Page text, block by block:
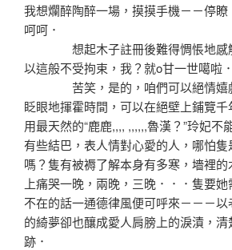
我想爛醉陶醉一場，摸摸手機－－停瞭
呵呵．
想起木子註冊後難得惆悵地感觸
以這般不受拘束，我？就o甘一世噶啦．
苦笑，是的，咱們可以絕情嬉戲
眨眼地揮霍時間，可以在絕壁上鋪覽
用最天然的“鹿鹿,,,, ,,,,,,魯漢？”玲妃不
有些結巴，表人情對心愛的人，哪怕
嗎？隻有被褥了解本身有多寒，墻裡
上痛哭一晚，兩晚，三晚．．．隻要她
不在的話一通德律風便可呼來－－－
的綺夢卻也釀成愛人肩膀上的淚漬，
跡．